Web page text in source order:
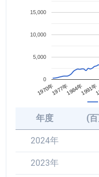
1970年1977年1984年1991年
0
5,000
10,000
15,000
年度 (
2024年
2023年